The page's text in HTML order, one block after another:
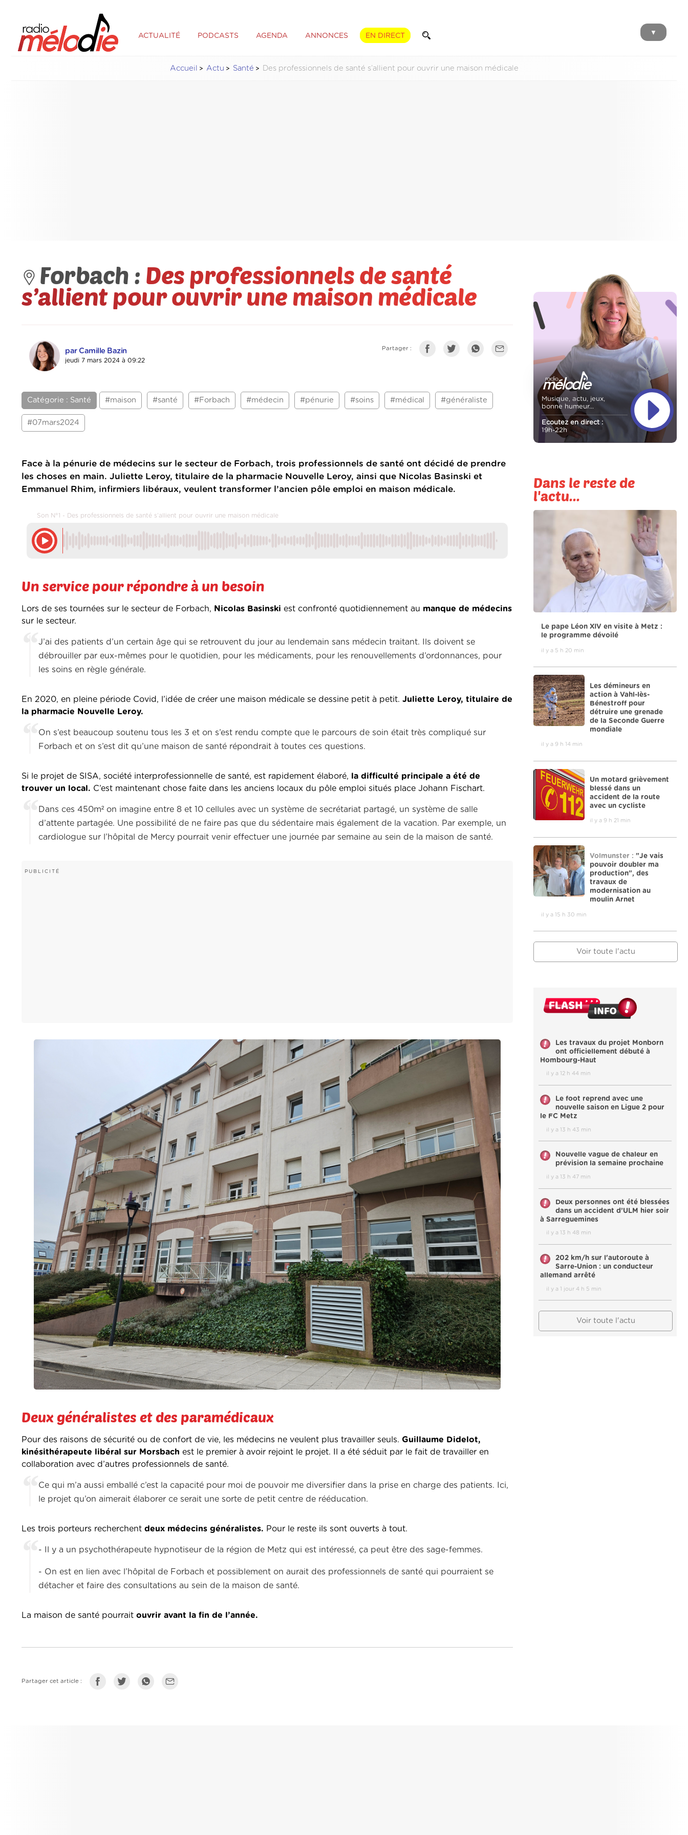
ACTUALITÉ PODCASTS AGENDA ANNONCES EN DIRECT ▼
Accueil Actu Santé Des professionnels de santé s’allient pour ouvrir une maison médicale
Forbach : Des professionnels de santé
s’allient pour ouvrir une maison médicale
par Camille Bazin
jeudi 7 mars 2024 à 09:22
Partager :
Catégorie : Santé #maison #santé #Forbach #médecin #pénurie #soins #médical #généraliste
#07mars2024
Face à la pénurie de médecins sur le secteur de Forbach, trois professionnels de santé ont décidé de prendre
les choses en main. Juliette Leroy, titulaire de la pharmacie Nouvelle Leroy, ainsi que Nicolas Basinski et
Emmanuel Rhim, infirmiers libéraux, veulent transformer l’ancien pôle emploi en maison médicale.
Son N°1 - Des professionnels de santé s’allient pour ouvrir une maison médicale
Un service pour répondre à un besoin
Lors de ses tournées sur le secteur de Forbach, Nicolas Basinski est confronté quotidiennement au manque de médecins
sur le secteur.
J’ai des patients d’un certain âge qui se retrouvent du jour au lendemain sans médecin traitant. Ils doivent se
débrouiller par eux-mêmes pour le quotidien, pour les médicaments, pour les renouvellements d’ordonnances, pour
les soins en règle générale.
En 2020, en pleine période Covid, l’idée de créer une maison médicale se dessine petit à petit. Juliette Leroy, titulaire de
la pharmacie Nouvelle Leroy.
On s’est beaucoup soutenu tous les 3 et on s’est rendu compte que le parcours de soin était très compliqué sur
Forbach et on s’est dit qu’une maison de santé répondrait à toutes ces questions.
Si le projet de SISA, société interprofessionnelle de santé, est rapidement élaboré, la difficulté principale a été de
trouver un local. C’est maintenant chose faite dans les anciens locaux du pôle emploi situés place Johann Fischart.
Dans ces 450m² on imagine entre 8 et 10 cellules avec un système de secrétariat partagé, un système de salle
d’attente partagée. Une possibilité de ne faire pas que du sédentaire mais également de la vacation. Par exemple, un
cardiologue sur l’hôpital de Mercy pourrait venir effectuer une journée par semaine au sein de la maison de santé.
Deux généralistes et des paramédicaux
Pour des raisons de sécurité ou de confort de vie, les médecins ne veulent plus travailler seuls. Guillaume Didelot,
kinésithérapeute libéral sur Morsbach est le premier à avoir rejoint le projet. Il a été séduit par le fait de travailler en
collaboration avec d’autres professionnels de santé.
Ce qui m’a aussi emballé c’est la capacité pour moi de pouvoir me diversifier dans la prise en charge des patients. Ici,
le projet qu’on aimerait élaborer ce serait une sorte de petit centre de rééducation.
Les trois porteurs recherchent deux médecins généralistes. Pour le reste ils sont ouverts à tout.
- Il y a un psychothérapeute hypnotiseur de la région de Metz qui est intéressé, ça peut être des sage-femmes.
- On est en lien avec l’hôpital de Forbach et possiblement on aurait des professionnels de santé qui pourraient se
détacher et faire des consultations au sein de la maison de santé.
La maison de santé pourrait ouvrir avant la fin de l’année.
Partager cet article :
Musique, actu, jeux,
bonne humeur...
Ecoutez en direct :
19h-22h
Dans le reste de
l'actu...
Le pape Léon XIV en visite à Metz :
le programme dévoilé
il y a 5 h 20 min
Les démineurs en
action à Vahl-lès-
Bénestroff pour
détruire une grenade
de la Seconde Guerre
mondiale
il y a 9 h 14 min
Un motard grièvement
blessé dans un
accident de la route
avec un cycliste
il y a 9 h 21 min
Volmunster : "Je vais
pouvoir doubler ma
production", des
travaux de
modernisation au
moulin Arnet
il y a 15 h 30 min
Voir toute l'actu
Les travaux du projet Monborn
ont officiellement débuté à
Hombourg-Haut
il y a 12 h 44 min
Le foot reprend avec une
nouvelle saison en Ligue 2 pour
le FC Metz
il y a 13 h 43 min
Nouvelle vague de chaleur en
prévision la semaine prochaine
il y a 13 h 47 min
Deux personnes ont été blessées
dans un accident d’ULM hier soir
à Sarreguemines
il y a 13 h 48 min
202 km/h sur l'autoroute à
Sarre-Union : un conducteur
allemand arrêté
il y a 1 jour 4 h 5 min
Voir toute l'actu